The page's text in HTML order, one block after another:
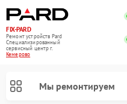
FIX-PARD
Ремонт устройств Pard
Специализированный
cервисный центр г.
Кемерово
Мы ремонтируем